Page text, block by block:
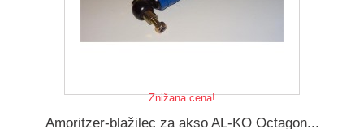
Znižana cena!
Amoritzer-blažilec za akso AL-KO Octagon...